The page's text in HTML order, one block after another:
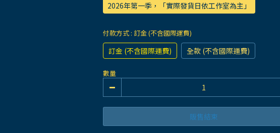
2026年第一季，「實際發貨日依工作室為主」
付款方式 : 訂金 (不含國際運費)
訂金 (不含國際運費) 全款 (不含國際運費)
數量
販售結束